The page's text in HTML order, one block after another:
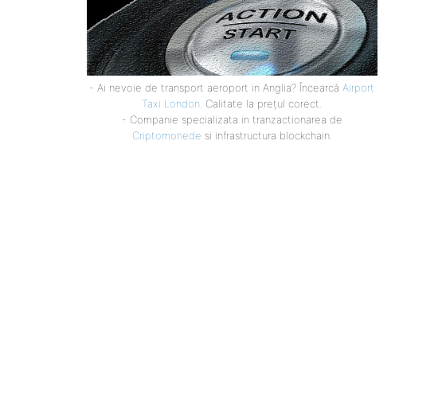
- Ai nevoie de transport aeroport in Anglia? Încearcă Airport
Taxi London . Calitate la prețul corect.
- Companie specializata in tranzactionarea de
Criptomonede si infrastructura blockchain.